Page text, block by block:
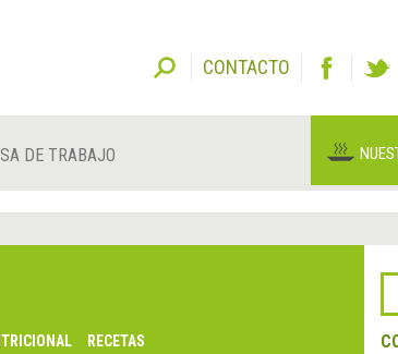
CONTACTO
DE TRABAJO
RECETAS